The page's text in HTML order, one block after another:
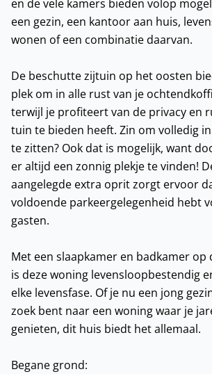
en de vele kamers bieden volop
een gezin, een kantoor aan huis,
wonen of een combinatie daarvan.
De beschutte zijtuin op het oosten
plek om in alle rust van je
terwijl je profiteert van de privacy en
tuin te bieden heeft. Zin om volledig
te zitten? Ook dat is mogelijk, want
er altijd een zonnig plekje te vinden!
aangelegde extra oprit zorgt ervoor
voldoende parkeergelegenheid hebt
gasten.
Met een slaapkamer en badkamer op
is deze woning levensloopbestendig
elke levensfase. Of je nu een jong
zoek bent naar een woning waar je
genieten, dit huis biedt het allemaal.
Begane grond: